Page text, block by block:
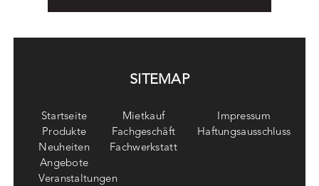
SITEMAP
Startseite
Produkte
Neuheiten
Angebote
Mietkauf
Fachgeschäft
Fachwerkstatt
Impressum
Haftungsausschluss
Veranstaltungen